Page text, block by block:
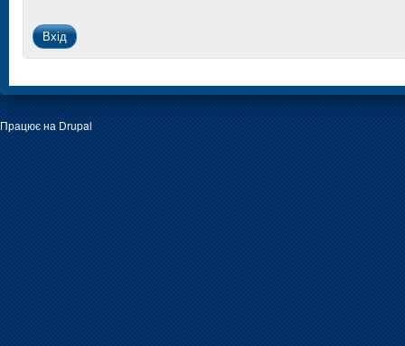
Працює на Drupal